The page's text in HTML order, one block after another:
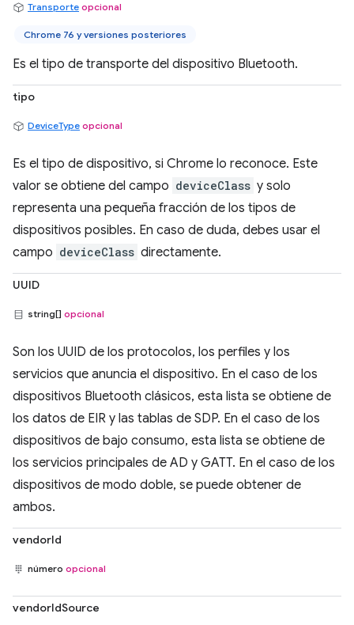
Transporte opcional
Chrome 76 y versiones posteriores
Es el tipo de transporte del dispositivo Bluetooth.
tipo
DeviceType opcional
Es el tipo de dispositivo, si Chrome lo reconoce. Este
valor se obtiene del campo deviceClass y solo
representa una pequeña fracción de los tipos de
dispositivos posibles. En caso de duda, debes usar el
campo deviceClass directamente.
UUID
string[] opcional
Son los UUID de los protocolos, los perfiles y los
servicios que anuncia el dispositivo. En el caso de los
dispositivos Bluetooth clásicos, esta lista se obtiene de
los datos de EIR y las tablas de SDP. En el caso de los
dispositivos de bajo consumo, esta lista se obtiene de
los servicios principales de AD y GATT. En el caso de los
dispositivos de modo doble, se puede obtener de
ambos.
vendorId
número opcional
vendorIdSource